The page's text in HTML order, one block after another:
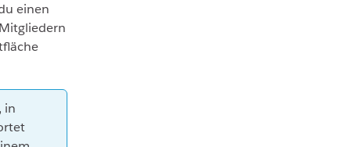
einen
in